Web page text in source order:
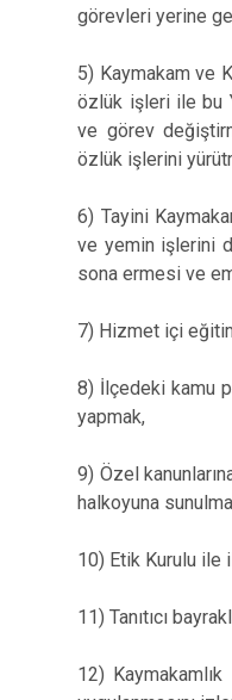
görevleri yerine
5) Kaymakam ve
özlük işleri ile bu
ve görev
özlük işlerini
6) Tayini
ve yemin işlerini
sona ermesi ve
7) Hizmet içi
8) İlçedeki kamu
yapmak,
9) Özel
halkoyuna
10) Etik Kurulu ile
11) Tanıtıcı
12)